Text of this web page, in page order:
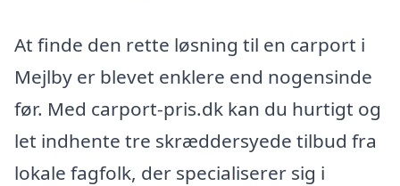
At finde den rette løsning til en carport i
Mejlby er blevet enklere end nogensinde
før. Med carport-pris.dk kan du hurtigt og
let indhente tre skræddersyede tilbud fra
lokale fagfolk, der specialiserer sig i